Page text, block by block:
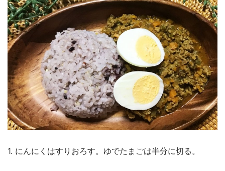
1. にんにくはすりおろす。ゆでたまごは半分に切る。